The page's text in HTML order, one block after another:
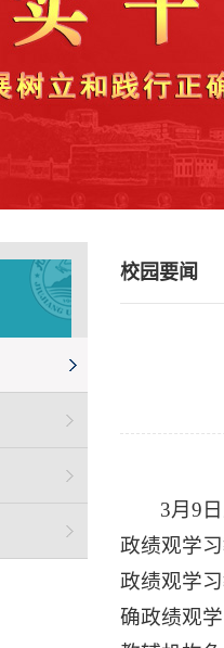
校园要闻
3月9
政绩观学
政绩观学
确政绩观